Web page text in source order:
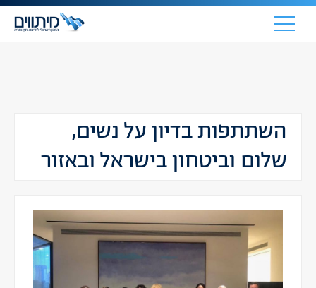
השתתפות בדיון על נשים,
שלום וביטחון בישראל ובאזור